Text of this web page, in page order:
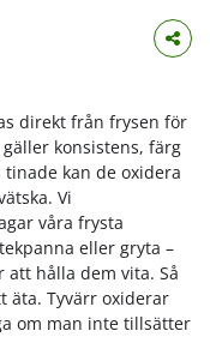
direkt från frysen för
konsistens, färg
kan de oxidera
Vi
våra frysta
eller gryta –
hålla dem vita. Så
äta. Tyvärr oxiderar
om man inte tillsätter